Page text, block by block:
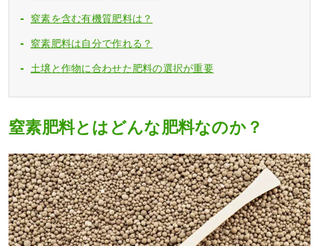
窒素を含む有機質肥料は？
窒素肥料は自分で作れる？
土壌と作物に合わせた肥料の選択が重要
窒素肥料とはどんな肥料なのか？